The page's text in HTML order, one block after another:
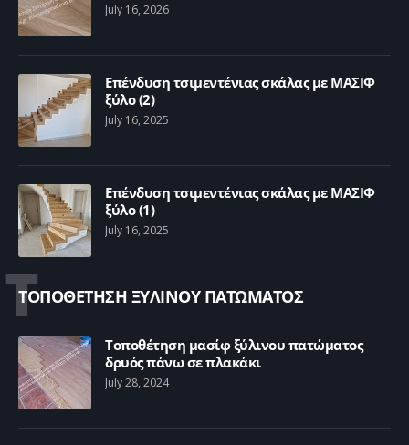
July 16, 2026
Επένδυση τσιμεντένιας σκάλας με ΜΑΣΙΦ
ξύλο (2)
July 16, 2025
Επένδυση τσιμεντένιας σκάλας με ΜΑΣΙΦ
ξύλο (1)
July 16, 2025
Τ
ΤΟΠΟΘΕΤΗΣΗ ΞΥΛΙΝΟΥ ΠΑΤΩΜΑΤΟΣ
Τοποθέτηση μασίφ ξύλινου πατώματος
δρυός πάνω σε πλακάκι
July 28, 2024